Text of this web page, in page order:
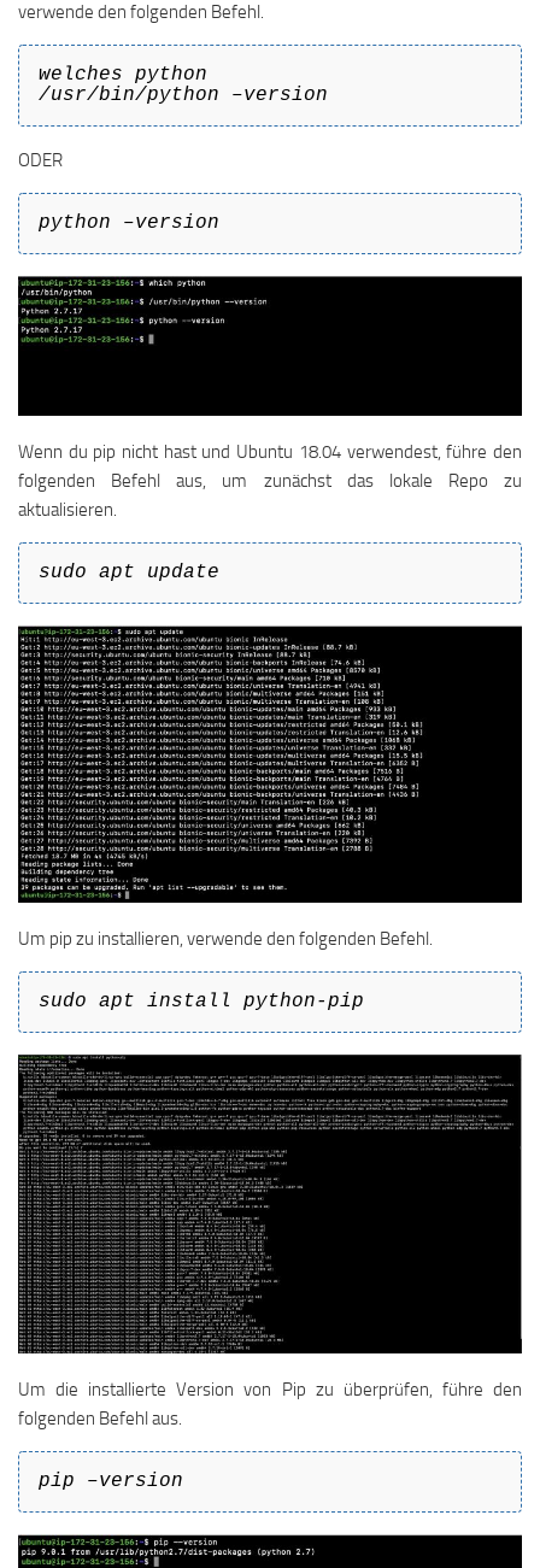
verwende den folgenden Befehl.
welches python
/usr/bin/python –version
ODER
python –version
Wenn du pip nicht hast und Ubuntu 18.04 verwendest, führe den
folgenden Befehl aus, um zunächst das lokale Repo zu
aktualisieren.
sudo apt update
Um pip zu installieren, verwende den folgenden Befehl.
sudo apt install python-pip
Um die installierte Version von Pip zu überprüfen, führe den
folgenden Befehl aus.
pip –version